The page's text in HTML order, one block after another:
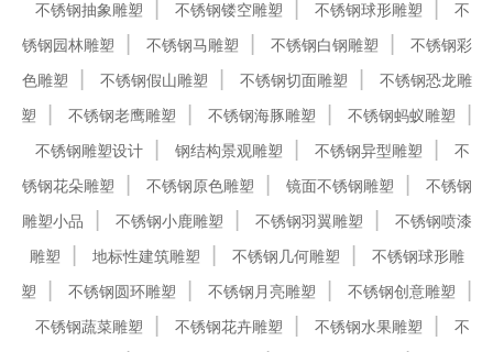
不锈钢抽象雕塑
不锈钢镂空雕塑 不锈钢球形雕塑
不
锈钢园林雕塑
不锈钢马雕塑 不锈钢白钢雕塑
不锈钢彩
色雕塑
不锈钢假山雕塑 不锈钢切面雕塑
不锈钢恐龙雕
塑
不锈钢老鹰雕塑 不锈钢海豚雕塑
不锈钢蚂蚁雕塑
不锈钢雕塑设计
钢结构景观雕塑 不锈钢异型雕塑
不
锈钢花朵雕塑
不锈钢原色雕塑 镜面不锈钢雕塑
不锈钢
雕塑小品
不锈钢小鹿雕塑 不锈钢羽翼雕塑
不锈钢喷漆
雕塑
地标性建筑雕塑 不锈钢几何雕塑
不锈钢球形雕
塑
不锈钢圆环雕塑 不锈钢月亮雕塑
不锈钢创意雕塑
不锈钢蔬菜雕塑
不锈钢花卉雕塑 不锈钢水果雕塑
不